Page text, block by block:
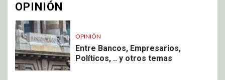
OPINIÓN
OPINIÓN
Entre Bancos, Empresarios,
Políticos, .. y otros temas